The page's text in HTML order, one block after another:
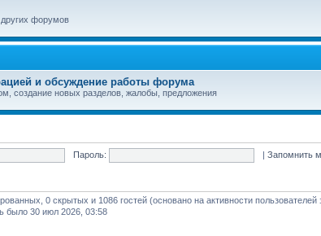
форумов
и обсуждение работы форума
создание новых разделов, жалобы, предложения
Пароль: | Запомнить
0 скрытых и 1086 гостей (основано на активности
было 30 июл 2026, 03:58